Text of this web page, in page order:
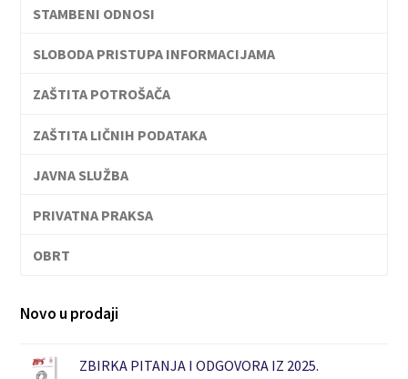
STAMBENI ODNOSI
SLOBODA PRISTUPA INFORMACIJAMA
ZAŠTITA POTROŠAČA
ZAŠTITA LIČNIH PODATAKA
JAVNA SLUŽBA
PRIVATNA PRAKSA
OBRT
Novo u prodaji
ZBIRKA PITANJA I ODGOVORA IZ 2025.